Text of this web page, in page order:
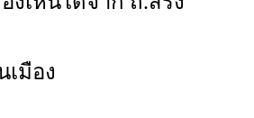
เมือง